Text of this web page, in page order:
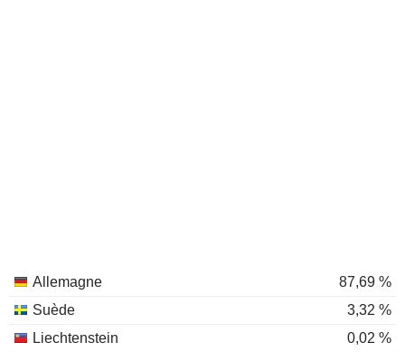
Allemagne
87,69 %
Suède
3,32 %
Liechtenstein
0,02 %